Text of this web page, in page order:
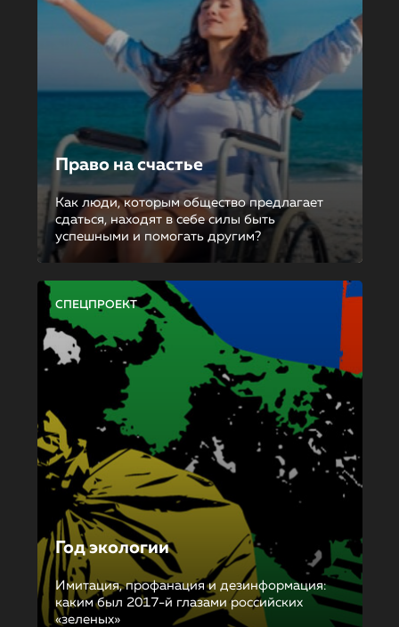
Право на счастье
Как люди, которым общество предлагает
сдаться, находят в себе силы быть
успешными и помогать другим?
СПЕЦПРОЕКТ
Год экологии
Имитация, профанация и дезинформация:
каким был 2017-й глазами российских
«зеленых»